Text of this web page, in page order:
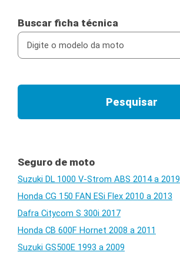
Buscar ficha técnica
Seguro de moto
Suzuki DL 1000 V-Strom ABS 2014 a 2019
Honda CG 150 FAN ESi Flex 2010 a 2013
Dafra Citycom S 300i 2017
Honda CB 600F Hornet 2008 a 2011
Suzuki GS500E 1993 a 2009